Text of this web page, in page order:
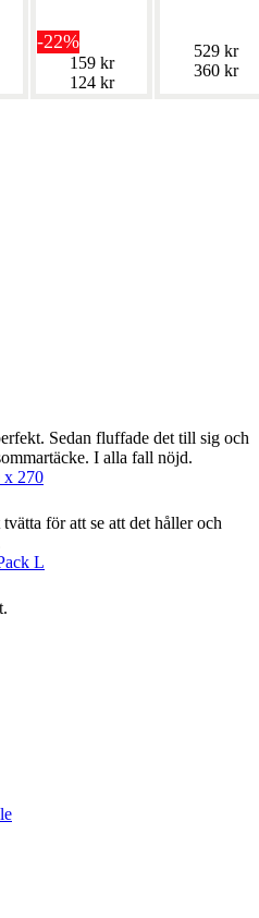
-22%
159 kr
124 kr
529 kr
360 kr
Sedan fluffade det till sig och
I alla fall nöjd.
x 270
för att se att det håller och
L